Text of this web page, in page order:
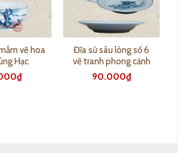
vẽ hoa
Hạc
₫
Đĩa sứ sâu lòng số 6
vẽ tranh phong cảnh
90.000₫